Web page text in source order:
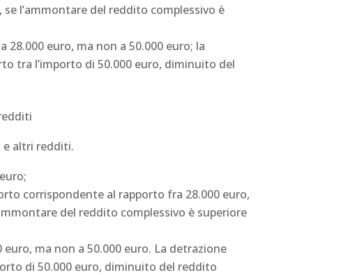
l’ammontare del reddito complessivo è
euro, ma non a 50.000 euro; la
tra l’importo di 50.000 euro, diminuito del
altri redditi.
corrispondente al rapporto fra 28.000 euro,
del reddito complessivo è superiore
ma non a 50.000 euro. La detrazione
di 50.000 euro, diminuito del reddito